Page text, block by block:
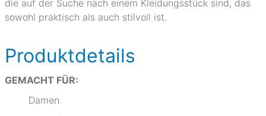
die auf der Suche nach einem Kleidungsstück sind, das
sowohl praktisch als auch stilvoll ist.
Produktdetails
GEMACHT FÜR:
Damen